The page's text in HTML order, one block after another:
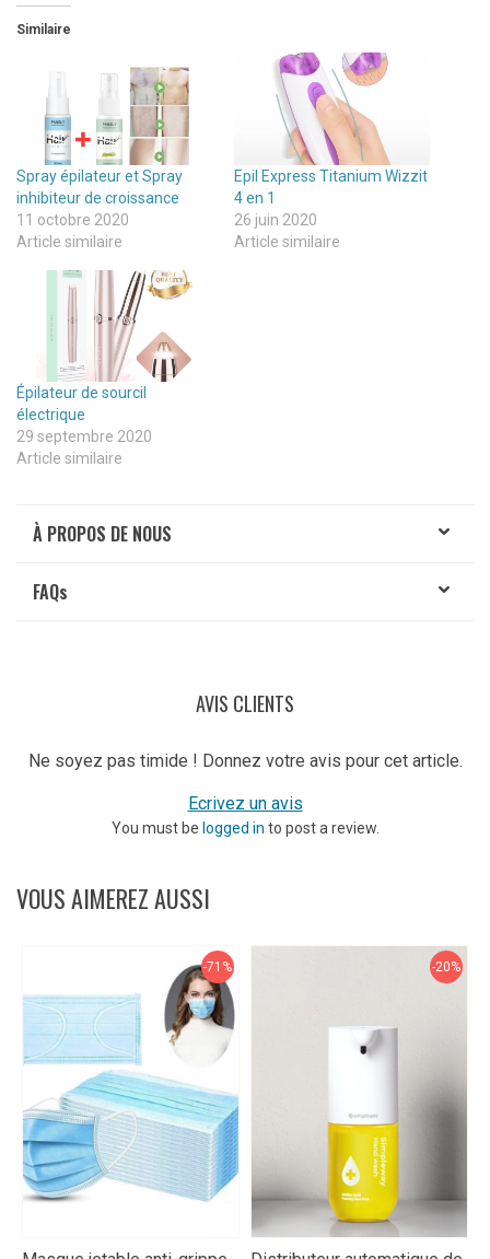
Similaire
Spray épilateur et Spray
inhibiteur de croissance
11 octobre 2020
Article similaire
Epil Express Titanium Wizzit
4 en 1
26 juin 2020
Article similaire
Épilateur de sourcil
électrique
29 septembre 2020
Article similaire
À PROPOS DE NOUS
FAQs
AVIS CLIENTS
Ne soyez pas timide ! Donnez votre avis pour cet article.
Ecrivez un avis
You must be logged in to post a review.
VOUS AIMEREZ AUSSI
-71% -20%